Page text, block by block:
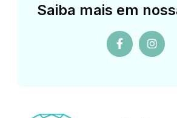
Saiba mais em